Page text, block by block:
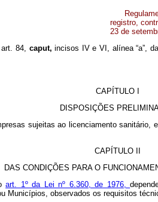
registro,
23 de
84, caput,incisos IV e VI, alínea “a”,
CAPÍTULO I
DISPOSIÇÕES
sujeitas ao licenciamento
CAPÍTULO II
DAS CONDIÇÕES PARA O
art. 1º da Lei nº 6.360, de 1976,
observados os requisitos